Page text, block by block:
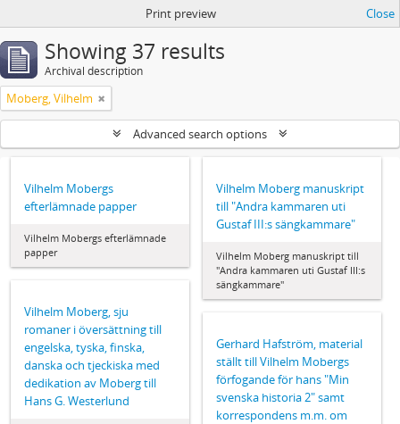
Print preview Close
Showing 37 results
Archival description
Moberg, Vilhelm
Advanced search options
Vilhelm Mobergs
efterlämnade papper
Vilhelm Mobergs efterlämnade
papper
Vilhelm Moberg manuskript
till "Andra kammaren uti
Gustaf III:s sängkammare"
Vilhelm Moberg manuskript till
"Andra kammaren uti Gustaf III:s
sängkammare"
Vilhelm Moberg, sju
romaner i översättning till
engelska, tyska, finska,
danska och tjeckiska med
dedikation av Moberg till
Hans G. Westerlund
Gerhard Hafström, material
ställt till Vilhelm Mobergs
förfogande för hans "Min
svenska historia 2" samt
korrespondens m.m. om